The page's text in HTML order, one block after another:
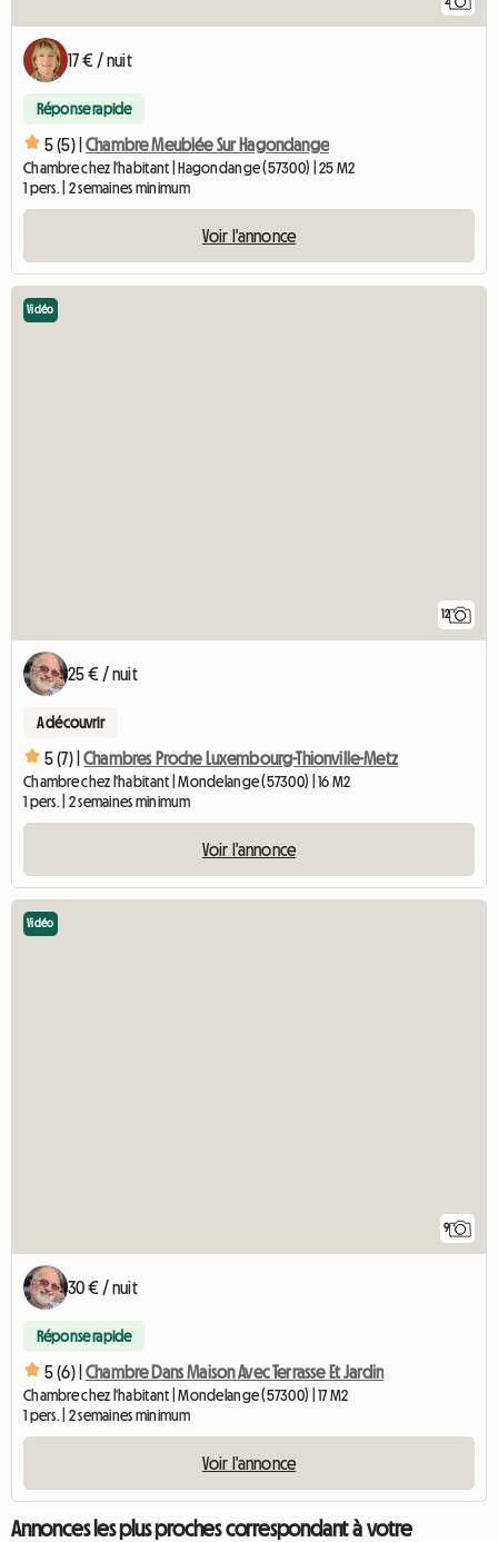
17 € / nuit
Réponse rapide
5 (5) | Chambre Meublée Sur Hagondange
Chambre chez l'habitant | Hagondange (57300) | 25 M2
1 pers. | 2 semaines minimum
Voir l'annonce
12
Vidéo
25 € / nuit
A découvrir
5 (7) | Chambres Proche Luxembourg-Thionville-Metz
Chambre chez l'habitant | Mondelange (57300) | 16 M2
1 pers. | 2 semaines minimum
Voir l'annonce
9
Vidéo
30 € / nuit
Réponse rapide
5 (6) | Chambre Dans Maison Avec Terrasse Et Jardin
Chambre chez l'habitant | Mondelange (57300) | 17 M2
1 pers. | 2 semaines minimum
Voir l'annonce
Annonces les plus proches correspondant à votre